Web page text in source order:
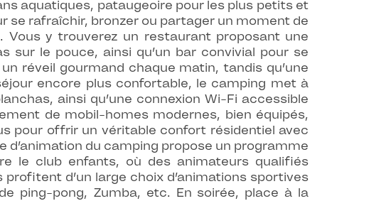
aquatiques, pataugeoire pour les plus petits et
se rafraîchir, bronzer ou partager un moment de
y trouverez un restaurant proposant une
sur le pouce, ainsi qu’un bar convivial pour se
réveil gourmand chaque matin, tandis qu’une
encore plus confortable, le camping met à
ainsi qu’une connexion Wi-Fi accessible
de mobil-homes modernes, bien équipés,
pour offrir un véritable confort résidentiel avec
d’animation du camping propose un programme
le club enfants, où des animateurs qualifiés
d’un large choix d’animations sportives
ping-pong, Zumba, etc. En soirée, place à la